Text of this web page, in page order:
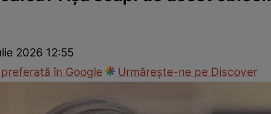
2026 12:55
în Google
Urmărește-ne pe Discover